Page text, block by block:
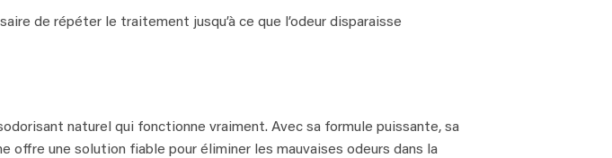
de répéter le traitement jusqu’à ce que l’odeur disparaisse
naturel qui fonctionne vraiment. Avec sa formule puissante, sa
une solution fiable pour éliminer les mauvaises odeurs dans la